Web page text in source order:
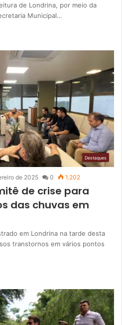
de Londrina, por meio da
Municipal…
Destaques
de 2025 0 1.202
de crise para
das chuvas em
em Londrina na tarde desta
transtornos em vários pontos